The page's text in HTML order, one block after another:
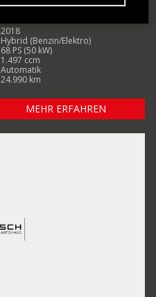
2018
Hybrid (Benzin/Elektro)
68 PS (50 kW)
1.497 ccm
Automatik
24.990 km
MEHR ERFAHREN